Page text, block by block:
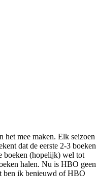
het mee maken. Elk seizoen
dat de eerste 2-3 boeken
boeken (hopelijk) wel tot
halen. Nu is HBO geen
ben ik benieuwd of HBO